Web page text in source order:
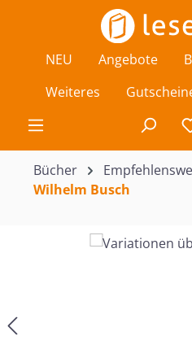
Zum Hauptinhalt springen
NEU Angebote
Weiteres
Bücher
Wilhelm Busch
Bildergalerie überspringen